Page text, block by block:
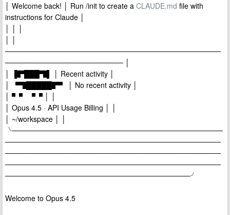
│ Welcome back! │ Run /init to create a CLAUDE.md file with
instructions for Claude │
──────────────────────────────────────────
─────────────────────── │
│ ▐▛███▜▌ │ Recent activity │
│ ▝▜█████▛▘ │ No recent activity │
│ ▘▘ ▝▝ │ │
│ Opus 4.5 · API Usage Billing │ │
│ ~/workspace │ │
╰─────────────────────────────────────────
──────────────────────────────────────────
──────────────────────────────────────────
──────────────────────────────────────────
────────────────────────────────────╯
Welcome to Opus 4.5